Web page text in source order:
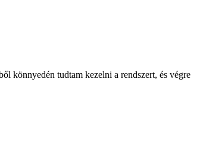
könnyedén tudtam kezelni a rendszert, és végre